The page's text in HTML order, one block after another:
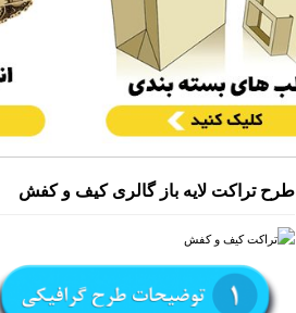
طرح تراکت لایه باز گالری کیف و کفش